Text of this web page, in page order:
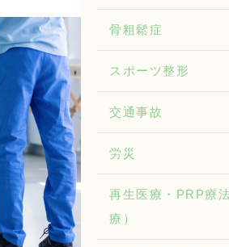
骨粗鬆症
スポーツ整形
交通事故
労災
再生医療・PRP療
療）